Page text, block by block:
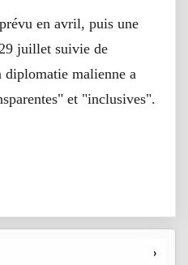
en avril, puis une
juillet suivie de
malienne a
et "inclusives".
›